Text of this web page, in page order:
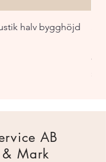
halv bygghöjd
Pris
AB
Mark